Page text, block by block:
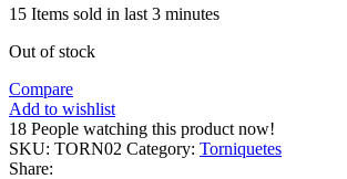
15 Items sold in last 3 minutes
Out of stock
Compare
Add to wishlist
18 People watching this product now!
SKU: TORN02 Category: Torniquetes
Share: